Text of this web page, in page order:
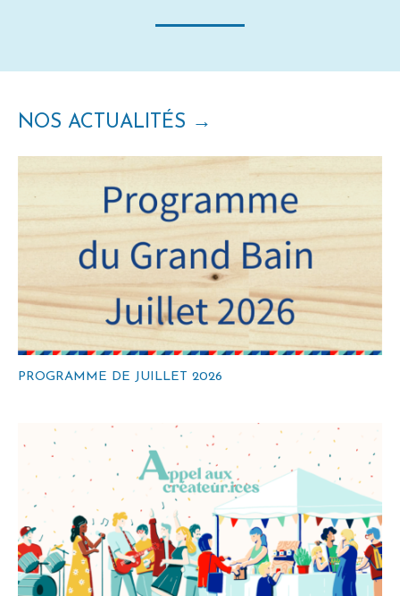
NOS ACTUALITÉS →
PROGRAMME DE JUILLET 2026